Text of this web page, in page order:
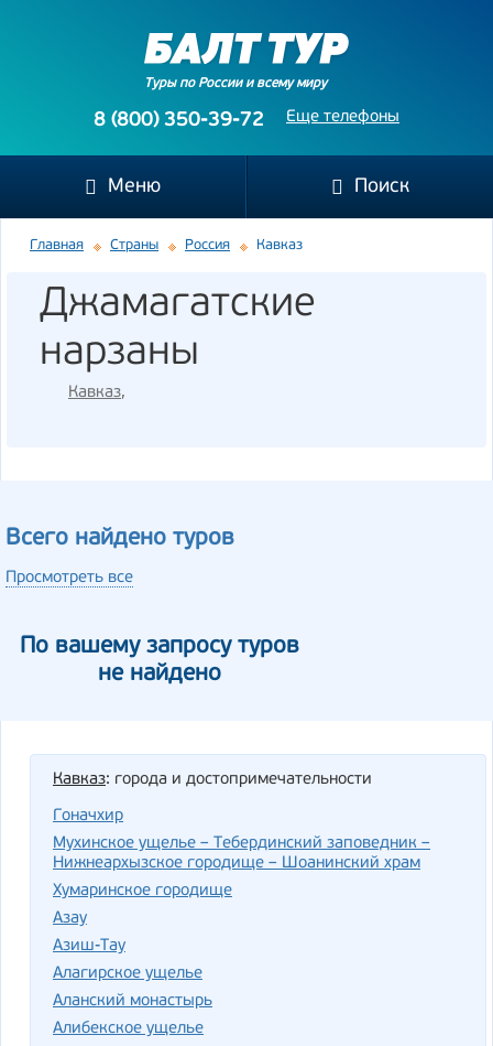
Туры по России и всему миру
Еще телефоны
8 (800) 350-39-72
Меню Поиск
Главная Страны Россия Кавказ
Джамагатские
нарзаны
Кавказ,
Всего найдено туров
Просмотреть все
По вашему запросу туров
не найдено
Кавказ: города и достопримечательности
Гоначхир
Мухинское ущелье – Тебердинский заповедник –
Нижнеархызское городище – Шоанинский храм
Хумаринское городище
Азау
Азиш-Тау
Алагирское ущелье
Аланский монастырь
Алибекское ущелье